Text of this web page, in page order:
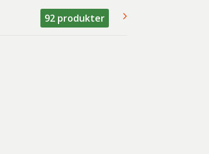
92 produkter